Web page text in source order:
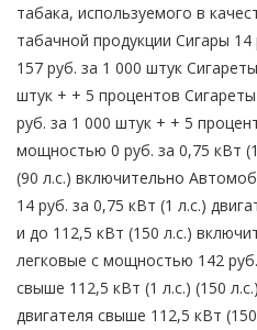
табака, используемого в
табачной продукции Сигары
157 руб. за 1 000 штук
штук + + 5 процентов
руб. за 1 000 штук + + 5
мощностью 0 руб. за 0,75 кВт
(90 л.с.) включительно
14 руб. за 0,75 кВт (1 л.с.)
и до 112,5 кВт (150 л.с.)
легковые с мощностью 142
свыше 112,5 кВт (1 л.с.) (150
двигателя свыше 112,5 кВт